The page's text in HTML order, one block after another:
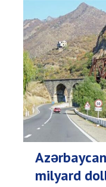
milyard